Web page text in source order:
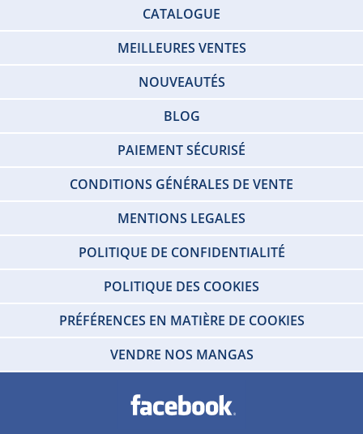
CATALOGUE
MEILLEURES VENTES
NOUVEAUTÉS
BLOG
PAIEMENT SÉCURISÉ
CONDITIONS GÉNÉRALES DE VENTE
MENTIONS LEGALES
POLITIQUE DE CONFIDENTIALITÉ
POLITIQUE DES COOKIES
PRÉFÉRENCES EN MATIÈRE DE COOKIES
VENDRE NOS MANGAS